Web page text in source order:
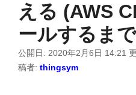
える (AWS
ールするま
公開日: 2020年2月6日 14:21
稿者: thingsym